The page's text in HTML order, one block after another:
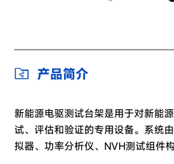
产品简介
新能源电驱测试台架是用于对新能
试、评估和验证的专用设备。系统
拟器、功率分析仪、NVH测试组件构